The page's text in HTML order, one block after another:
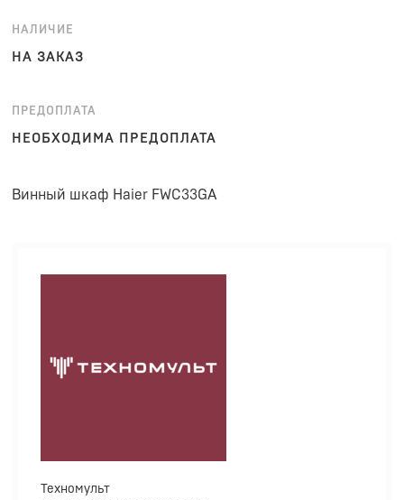
НАЛИЧИЕ
НА ЗАКАЗ
ПРЕДОПЛАТА
НЕОБХОДИМА ПРЕДОПЛАТА
Винный шкаф Haier FWC33GA
Техномульт